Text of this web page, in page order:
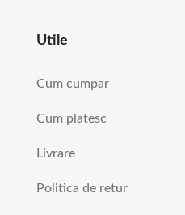
Utile
Cum cumpar
Cum platesc
Livrare
Politica de retur